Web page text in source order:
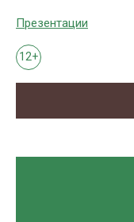
Презентации
12+